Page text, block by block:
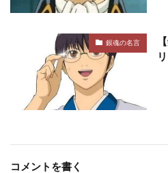
銀魂の名言
コメントを書く